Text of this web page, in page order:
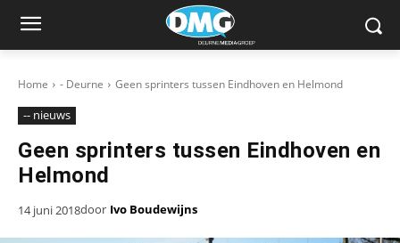
Home - Deurne Geen sprinters tussen Eindhoven en Helmond
-- nieuws
Geen sprinters tussen Eindhoven en
Helmond
14 juni 2018door Ivo Boudewijns